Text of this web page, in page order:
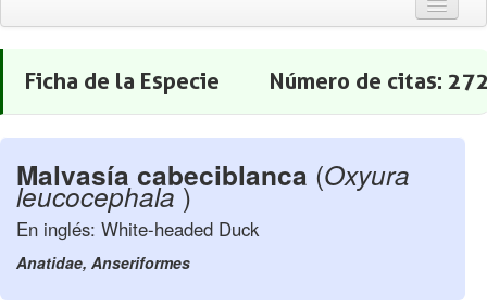
Citas
Localización
Observadores
Acerca de
Ficha de la Especie Número de citas:
Malvasía cabeciblanca (Oxyura
leucocephala)
En inglés: White-headed Duck
Anatidae, Anseriformes